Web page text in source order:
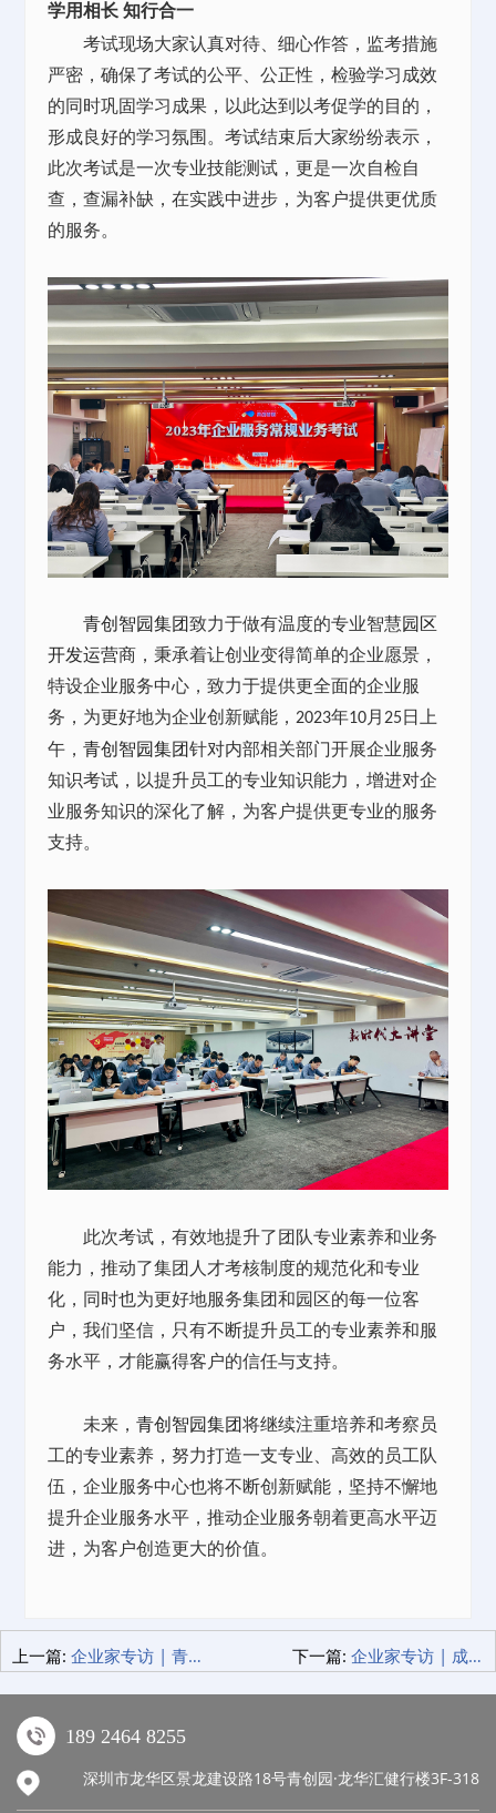
学用相长 知行合一
考试现场大家认真对待、细心作答，监考措施
严密，确保了考试的公平、公正性，检验学习成效
的同时巩固学习成果，以此达到以考促学的目的，
形成良好的学习氛围。考试结束后大家纷纷表示，
此次考试是一次专业技能测试，更是一次自检自
查，查漏补缺，在实践中进步，为客户提供更优质
的服务。
青创智园集团致力于做有温度的专业智慧园区
开发运营商，秉承着让创业变得简单的企业愿景，
特设企业服务中心，致力于提供更全面的企业服
务，为更好地为企业创新赋能， 2023年10月 25日上
午，青创智园集团针对内部相关部门开展企业服务
知识考试，以提升员工的专业知识能力，增进对企
业服务知识的深化了解，为客户提供更专业的服务
支持。
此次考试，有效地提升了团队专业素养和业务
能力，推动了集团人才考核制度的规范化和专业
化，同时也为更好地服务集团和园区的每一位客
户，我们坚信，只有不断提升员工的专业素养和服
务水平，才能赢得客户的信任与支持。
未来，青创智园集团将继续注重培养和考察员
工的专业素养，努力打造一支专业、高效的员工队
伍，企业服务中心也将不断创新赋能，坚持不懈地
提升企业服务水平，推动企业服务朝着更高水平迈
进，为客户创造更大的价值。
上一篇: 企业家专访 | 青春就是一把未开锋的宝剑 只会越磨越利！ 下一篇: 企业家专访 | 成功路上无捷径 勇于向前 突破即是成长
189 2464 8255
深圳市龙华区景龙建设路18号青创园·龙华汇健行楼3F-318